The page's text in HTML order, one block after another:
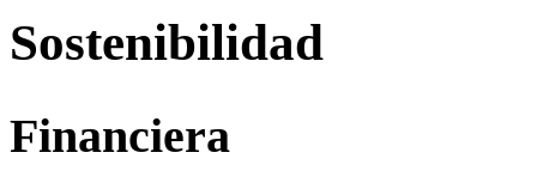
Sostenibilidad
Financiera